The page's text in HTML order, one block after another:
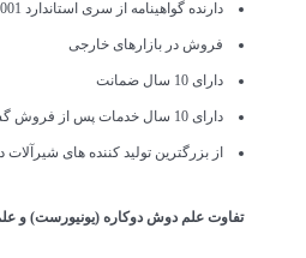
دارنده گواهینامه از سری استاندارد ISO 9001 و ISO 14001 و ISO 18001 و ISO 41001
فروش در بازارهای خارجی
دارای 10 سال ضمانت
دارای 10 سال خدمات پس از فروش گسترده در سراسر کشور
از بزرگترین تولید کننده های شیرآلات
تفاوت علم دوش دوکاره (یونیورست) و